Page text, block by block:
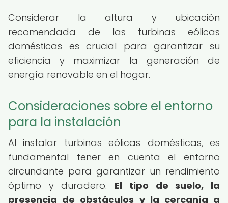
Considerar la altura y ubicación
recomendada de las turbinas eólicas
domésticas es crucial para garantizar su
eficiencia y maximizar la generación de
energía renovable en el hogar.
Consideraciones sobre el entorno
para la instalación
Al instalar turbinas eólicas domésticas, es
fundamental tener en cuenta el entorno
circundante para garantizar un rendimiento
óptimo y duradero. El tipo de suelo, la
presencia de obstáculos y la cercanía a